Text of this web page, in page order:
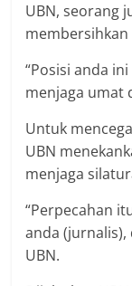
UBN, seorang
“Posisi anda
menjaga umat
Untuk
UBN
menjaga
“Perpecahan
anda (jurnalis),
UBN.